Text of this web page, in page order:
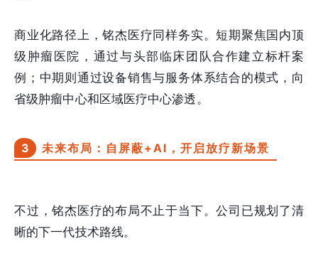
商业化路径上，铭杰医疗同样务实。短期聚焦国内顶
级肿瘤医院，通过与头部临床团队合作建立标杆案
例；中期则通过设备销售与服务体系结合的模式，向
省级肿瘤中心和区域医疗中心渗透。
3 未来布局：自屏蔽+AI，开启放疗新场景
不过，铭杰医疗的布局不止于当下。公司已规划了清
晰的下一代技术路线。